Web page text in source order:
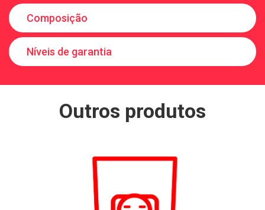
Composição
Níveis de garantia
Outros produtos